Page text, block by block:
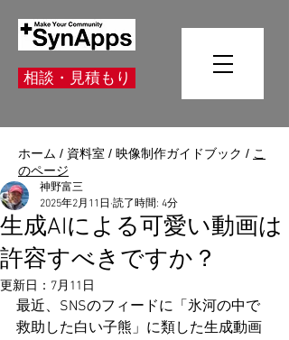
相談・見積もり
ホーム / 資料室 / 映像制作ガイドブック / こ
のページ
生成AIによる可愛い動画は
許容すべきですか？
神野富三
2025年2月11日 読了時間: 4分
更新日： 7月11日
最近、SNSのフィードに「氷河の中で
救助した白い子熊」に類した生成動画